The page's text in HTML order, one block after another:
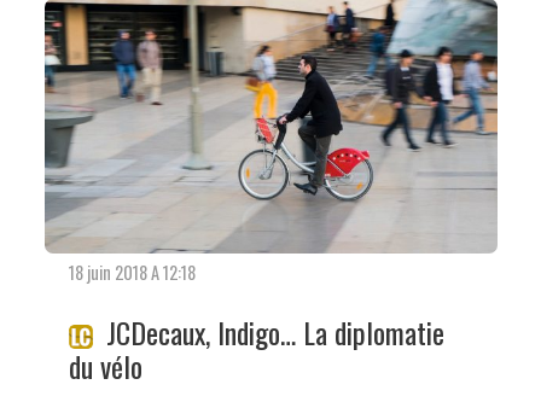
18 juin 2018 A 12:18
JCDecaux, Indigo… La diplomatie
du vélo